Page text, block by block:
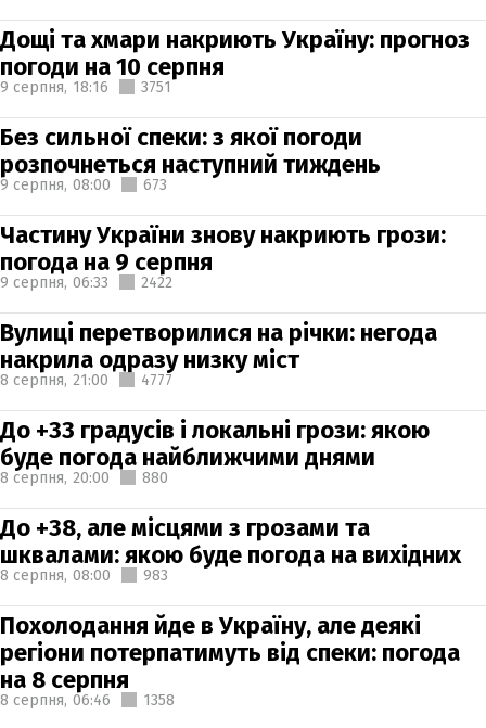
Дощі та хмари накриють Україну: прогноз
погоди на 10 серпня
9 серпня, 18:16 3751
Без сильної спеки: з якої погоди
розпочнеться наступний тиждень
9 серпня, 08:00 673
Частину України знову накриють грози:
погода на 9 серпня
9 серпня, 06:33 2422
Вулиці перетворилися на річки: негода
накрила одразу низку міст
8 серпня, 21:00 4777
До +33 градусів і локальні грози: якою
буде погода найближчими днями
8 серпня, 20:00 880
До +38, але місцями з грозами та
шквалами: якою буде погода на вихідних
8 серпня, 08:00 983
Похолодання йде в Україну, але деякі
регіони потерпатимуть від спеки: погода
на 8 серпня
8 серпня, 06:46 1358